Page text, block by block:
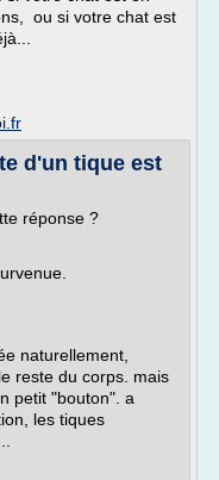
ou si votre chat est
d'un tique est
réponse ?
naturellement,
reste du corps. mais
petit "bouton". a
les tiques